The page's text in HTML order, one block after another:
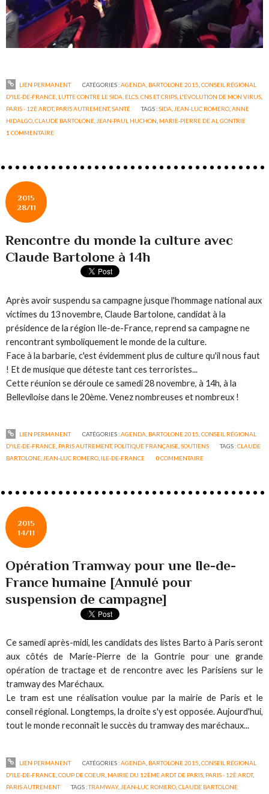
LIEN PERMANENT CATÉGORIES :AGENDA BARTOLONE 2015 CONSEIL RÉGIONAL
D'ILE-DE-FRANCE LUTTE CONTRE LE SIDA, ELCS, CNS ET CRIPS L'ÉVOLUTION DE MON VIRUS
PARIS - 12È ARDT, PARIS AUTREMENT,SANTÉ TAGS :SIDA JEAN-LUC ROMERO ,ANNE
HIDALGO ,CLAUDE BARTOLONE JEAN-PAUL HUCHON MARIE-PIERRE DE AL GONTRIE
1 COMMENTAIRE
2015
28/11
Rencontre du monde la culture avec
Claude Bartolone à 14h
Après avoir suspendu sa campagne jusque l'hommage national aux
victimes du 13 novembre, Claude Bartolone, candidat à la
présidence de la région Ile-de-France, reprend sa campagne ne
rencontrant symboliquement le monde de la culture.
Face à la barbarie, c'est évidemment plus de culture qu'il nous faut
! Et de musique que déteste tant ces terroristes...
Cette réunion se déroule ce samedi 28 novembre, à 14h, à la
Belleviloise dans le 20ème. Venez nombreuses et nombreux !
LIEN PERMANENT CATÉGORIES :AGENDA BARTOLONE 2015 CONSEIL RÉGIONAL
D'ILE-DE-FRANCE PARIS AUTREMENT, POLITIQUE FRANÇAISE ,SOUTIENS TAGS :CLAUDE
BARTOLONE JEAN-LUC ROMERO ILE-DE-FRANCE 0COMMENTAIRE
2015
14/11
Opération Tramway pour une Ile-de-
France humaine [Annulé pour
suspension de campagne]
Ce samedi après-midi, les candidats des listes Barto à Paris seront
aux côtés de Marie-Pierre de la Gontrie pour une grande
opération de tractage et de rencontre avec les Parisiens sur le
tramway des Maréchaux.
Le tram est une réalisation voulue par la mairie de Paris et le
conseil régional. Longtemps, la droite s'y est opposée. Aujourd'hui,
tout le monde reconnaît le succès du tramway des maréchaux...
LIEN PERMANENT CATÉGORIES :AGENDA BARTOLONE 2015 CONSEIL RÉGIONAL
D'ILE-DE-FRANCE ,COUP DE COEUR MAIRIE DU 12ÈME ARDT DE PARIS PARIS - 12È ARDT,
PARIS AUTREMENT
TAGS :TRAMWAY, JEAN-LUC ROMERO ,CLAUDE BARTOLONE